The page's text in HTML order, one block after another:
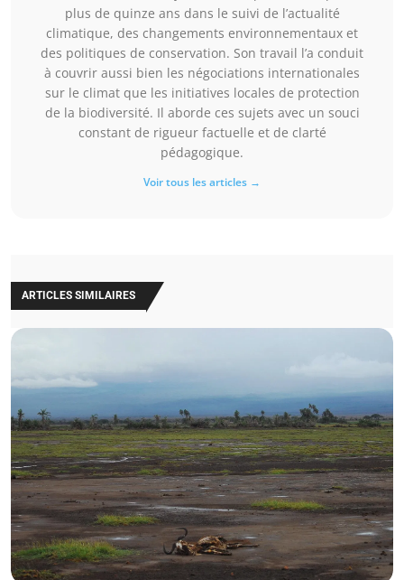
plus de quinze ans dans le suivi de l’actualité
climatique, des changements environnementaux et
des politiques de conservation. Son travail l’a conduit
à couvrir aussi bien les négociations internationales
sur le climat que les initiatives locales de protection
de la biodiversité. Il aborde ces sujets avec un souci
constant de rigueur factuelle et de clarté
pédagogique.
Voir tous les articles →
ARTICLES SIMILAIRES